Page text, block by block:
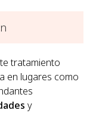
tratamiento
en lugares como
y